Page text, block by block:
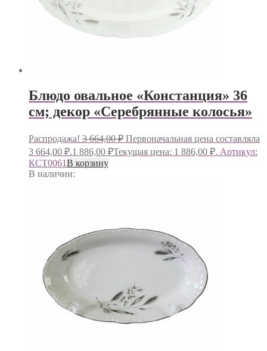
Блюдо овальное «Констанция» 36
см; декор «Серебрянные колосья»
Распродажа! 3 664,00₽ Первоначальная цена составляла
3 664,00 ₽.1 886,00 ₽Текущая цена: 1 886,00 ₽. Артикул:
КСТ0061В корзину
В наличии: